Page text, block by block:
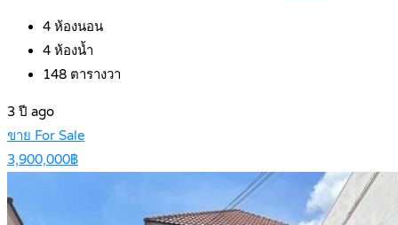
4 ห้องนอน
4 ห้องน้ำ
148 ตารางวา
3 ปี ago
ขาย For Sale
3,900,000฿